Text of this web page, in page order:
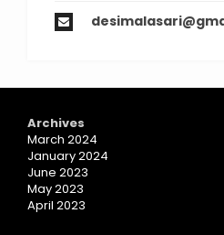
Archives
March 2024
January 2024
June 2023
May 2023
April 2023